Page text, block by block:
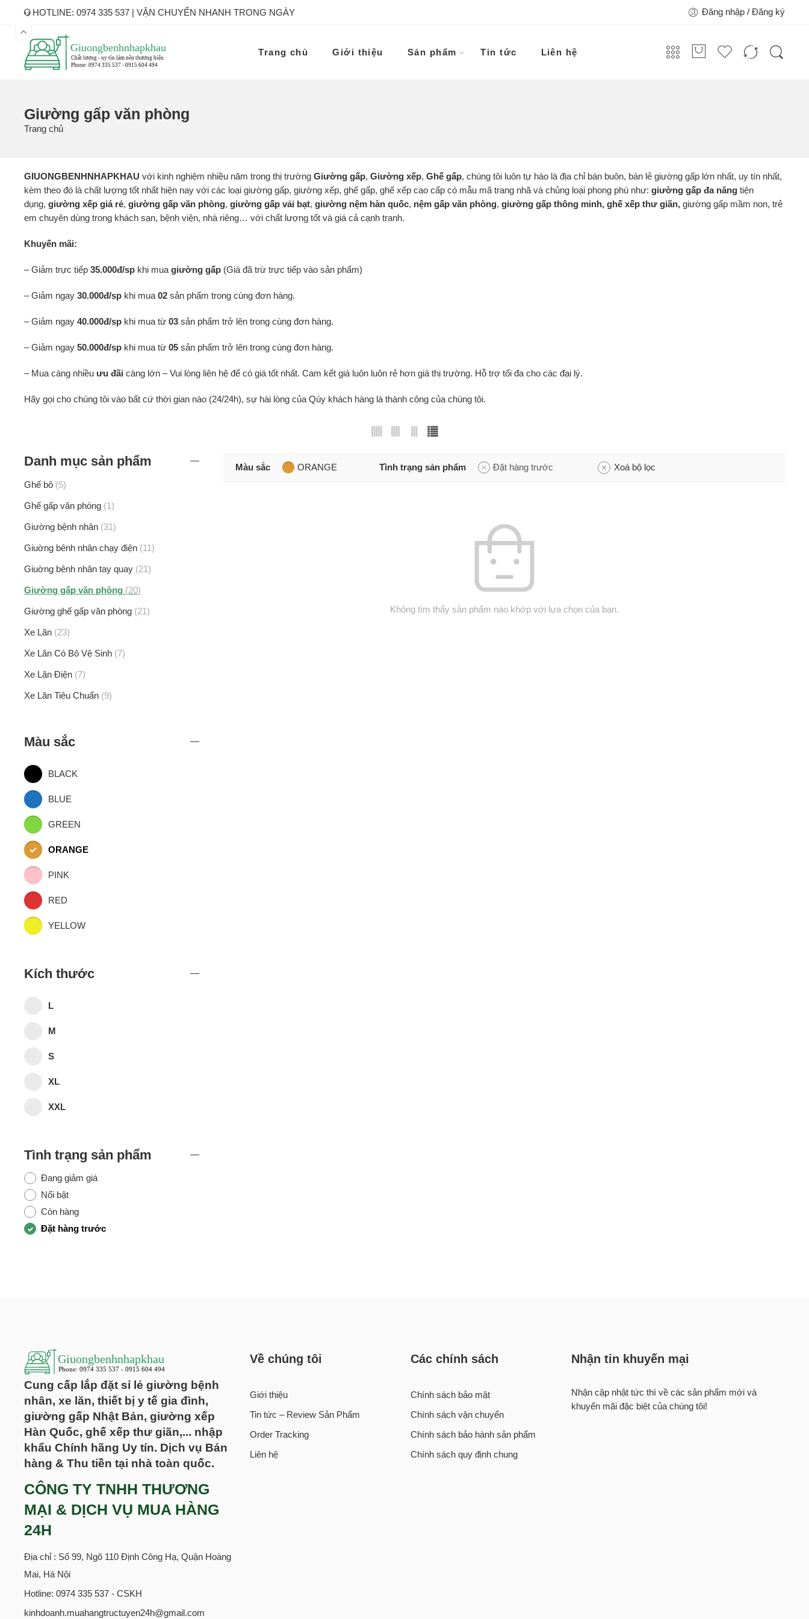
HOTLINE: 0974 335 537 | VẬN CHUYỂN NHANH TRONG NGÀY Đăng nhập / Đăng ký
Trang chủ Giới thiệu Sản phẩm Tin tức Liên hệ
Giường gấp văn phòng
Trang chủ
GIUONGBENHNHAPKHAU với kinh nghiệm nhiều năm trong thị trường Giường gấp, Giường xếp, Ghế gấp, chúng tôi luôn tự hào là địa chỉ bán buôn, bán lẻ giường gấp lớn nhất, uy tín nhất,
kèm theo đó là chất lượng tốt nhất hiện nay với các loại giường gấp, giường xếp, ghế gấp, ghế xếp cao cấp có mẫu mã trang nhã và chủng loại phong phú như: giường gấp đa năng tiện
dụng, giường xếp giá rẻ, giường gấp văn phòng, giường gấp vải bạt, giường nệm hàn quốc, nệm gấp văn phòng, giường gấp thông minh, ghế xếp thư giãn, giường gấp mầm non, trẻ
em chuyên dùng trong khách sạn, bệnh viện, nhà riêng… với chất lượng tốt và giá cả cạnh tranh.
Khuyến mãi:
– Giảm trực tiếp 35.000đ/sp khi mua giường gấp (Giá đã trừ trực tiếp vào sản phẩm)
– Giảm ngay 30.000đ/sp khi mua 02 sản phẩm trong cùng đơn hàng.
– Giảm ngay 40.000đ/sp khi mua từ 03 sản phẩm trở lên trong cùng đơn hàng.
– Giảm ngay 50.000đ/sp khi mua từ 05 sản phẩm trở lên trong cùng đơn hàng.
– Mua càng nhiều ưu đãi càng lớn – Vui lòng liên hệ để có giá tốt nhất. Cam kết giá luôn luôn rẻ hơn giá thị trường. Hỗ trợ tối đa cho các đại lý.
Hãy gọi cho chúng tôi vào bất cứ thời gian nào (24/24h), sự hài lòng của Qúy khách hàng là thành công của chúng tôi.
Màu sắc ORANGE Tình trạng sản phẩm Đặt hàng trước Xoá bộ lọc
Không tìm thấy sản phẩm nào khớp với lựa chọn của bạn.
Danh mục sản phẩm
Ghế bô 5
Ghế gấp văn phòng 1
Giường bệnh nhân 31
Giuờng bênh nhân chạy điện 11
Giuờng bênh nhân tay quay 21
Giường gấp văn phòng 20
Giường ghế gấp văn phòng 21
Xe Lăn 23
Xe Lăn Có Bô Vệ Sinh 7
Xe Lăn Điện 7
Xe Lăn Tiêu Chuẩn 9
Màu sắc
BLACK
BLUE
GREEN
ORANGE
PINK
RED
YELLOW
Kích thước
L
M
S
XL
XXL
Tình trạng sản phẩm
Đang giảm giá
Nổi bật
Còn hàng
Đặt hàng trước
Cung cấp lắp đặt sỉ lẻ giường bệnh
nhân, xe lăn, thiết bị y tế gia đình,
giường gấp Nhật Bản, giường xếp
Hàn Quốc, ghế xếp thư giãn,... nhập
khẩu Chính hãng Uy tín. Dịch vụ Bán
hàng & Thu tiền tại nhà toàn quốc.
CÔNG TY TNHH THƯƠNG
MẠI & DỊCH VỤ MUA HÀNG
24H
Địa chỉ : Số 99, Ngõ 110 Định Công Hạ, Quận Hoàng
Mai, Hà Nội
Hotline: 0974 335 537 - CSKH
kinhdoanh.muahangtructuyen24h@gmail.com
Về chúng tôi
Giới thiệu
Tin tức – Review Sản Phẩm
Order Tracking
Liên hệ
Các chính sách
Chính sách bảo mật
Chính sách vận chuyển
Chính sách bảo hành sản phẩm
Chính sách quy định chung
Nhận tin khuyến mại
Nhận cập nhật tức thì về các sản phẩm mới và
khuyến mãi đặc biệt của chúng tôi!